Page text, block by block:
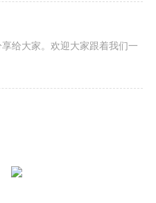
给大家。欢迎大家跟着我们一